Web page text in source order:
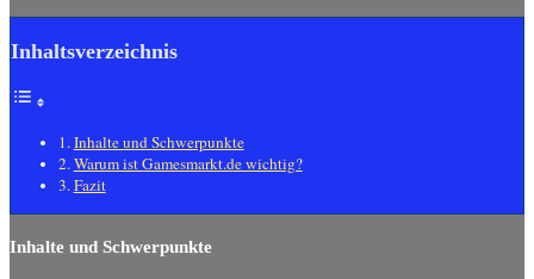
Inhaltsverzeichnis
Inhalte und Schwerpunkte
Warum ist Gamesmarkt.de wichtig?
Fazit
Inhalte und Schwerpunkte